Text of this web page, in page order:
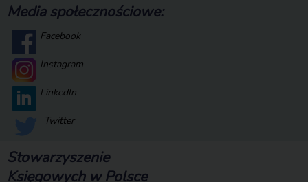
Media społecznościowe:
Facebook
Instagram
LinkedIn
Twitter
Stowarzyszenie
Księgowych w Polsce